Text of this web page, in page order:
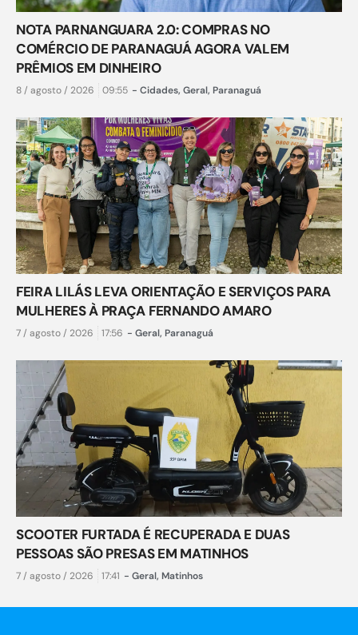
NOTA PARNANGUARA 2.0: COMPRAS NO
COMÉRCIO DE PARANAGUÁ AGORA VALEM
PRÊMIOS EM DINHEIRO
8 / agosto / 2026 09:55 - Cidades, Geral, Paranaguá
FEIRA LILÁS LEVA ORIENTAÇÃO E SERVIÇOS PARA
MULHERES À PRAÇA FERNANDO AMARO
7 / agosto / 2026 17:56 - Geral, Paranaguá
SCOOTER FURTADA É RECUPERADA E DUAS
PESSOAS SÃO PRESAS EM MATINHOS
7 / agosto / 2026 17:41 - Geral, Matinhos